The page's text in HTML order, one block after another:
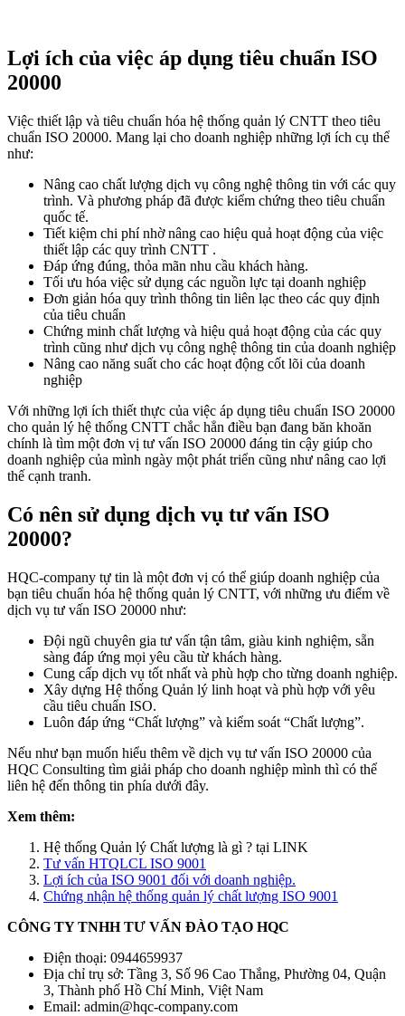
Lợi ích của việc áp dụng tiêu chuẩn ISO
20000
Việc thiết lập và tiêu chuẩn hóa hệ thống quản lý CNTT theo tiêu
chuẩn ISO 20000. Mang lại cho doanh nghiệp những lợi ích cụ thể
như:
Nâng cao chất lượng dịch vụ công nghệ thông tin với các quy
trình. Và phương pháp đã được kiểm chứng theo tiêu chuẩn
quốc tế.
Tiết kiệm chi phí nhờ nâng cao hiệu quả hoạt động của việc
thiết lập các quy trình CNTT .
Đáp ứng đúng, thỏa mãn nhu cầu khách hàng.
Tối ưu hóa việc sử dụng các nguồn lực tại doanh nghiệp
Đơn giản hóa quy trình thông tin liên lạc theo các quy định
của tiêu chuẩn
Chứng minh chất lượng và hiệu quả hoạt động của các quy
trình cũng như dịch vụ công nghệ thông tin của doanh nghiệp
Nâng cao năng suất cho các hoạt động cốt lõi của doanh
nghiệp
Với những lợi ích thiết thực của việc áp dụng tiêu chuẩn ISO 20000
cho quản lý hệ thống CNTT chắc hẳn điều bạn đang băn khoăn
chính là tìm một đơn vị tư vấn ISO 20000 đáng tin cậy giúp cho
doanh nghiệp của mình ngày một phát triển cũng như nâng cao lợi
thế cạnh tranh.
Có nên sử dụng dịch vụ tư vấn ISO
20000?
HQC-company tự tin là một đơn vị có thể giúp doanh nghiệp của
bạn tiêu chuẩn hóa hệ thống quản lý CNTT, với những ưu điểm về
dịch vụ tư vấn ISO 20000 như:
Đội ngũ chuyên gia tư vấn tận tâm, giàu kinh nghiệm, sẵn
sàng đáp ứng mọi yêu cầu từ khách hàng.
Cung cấp dịch vụ tốt nhất và phù hợp cho từng doanh nghiệp.
Xây dựng Hệ thống Quản lý linh hoạt và phù hợp với yêu
cầu tiêu chuẩn ISO.
Luôn đáp ứng “Chất lượng” và kiểm soát “Chất lượng”.
Nếu như bạn muốn hiểu thêm về dịch vụ tư vấn ISO 20000 của
HQC Consulting tìm giải pháp cho doanh nghiệp mình thì có thể
liên hệ đến thông tin phía dưới đây.
Xem thêm:
Hệ thống Quản lý Chất lượng là gì ? tại LINK
Tư vấn HTQLCL ISO 9001
Lợi ích của ISO 9001 đối với doanh nghiệp.
Chứng nhận hệ thống quản lý chất lượng ISO 9001
CÔNG TY TNHH TƯ VẤN ĐÀO TẠO HQC
Điện thoại: 0944659937
Địa chỉ trụ sở: Tầng 3, Số 96 Cao Thắng, Phường 04, Quận
3, Thành phố Hồ Chí Minh, Việt Nam
Email: admin@hqc-company.com